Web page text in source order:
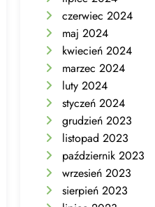
czerwiec 2024
maj 2024
kwiecień 2024
marzec 2024
luty 2024
styczeń 2024
grudzień 2023
listopad 2023
październik 2023
wrzesień 2023
sierpień 2023